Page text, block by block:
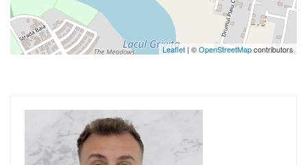
Leaflet | ©OpenStreetMapcontributors